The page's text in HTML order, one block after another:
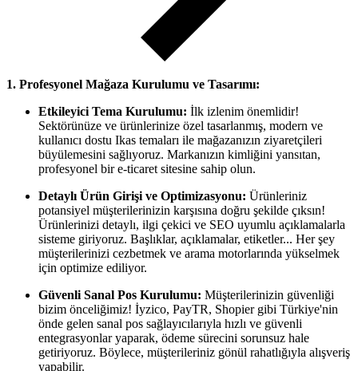
1. Profesyonel Mağaza Kurulumu ve Tasarımı:
Etkileyici Tema Kurulumu: İlk izlenim önemlidir!
Sektörünüze ve ürünlerinize özel tasarlanmış, modern ve
kullanıcı dostu Ikas temaları ile mağazanızın ziyaretçileri
büyülemesini sağlıyoruz. Markanızın kimliğini yansıtan,
profesyonel bir e-ticaret sitesine sahip olun.
Detaylı Ürün Girişi ve Optimizasyonu: Ürünleriniz
potansiyel müşterilerinizin karşısına doğru şekilde çıksın!
Ürünlerinizi detaylı, ilgi çekici ve SEO uyumlu açıklamalarla
sisteme giriyoruz. Başlıklar, açıklamalar, etiketler... Her şey
müşterilerinizi cezbetmek ve arama motorlarında yükselmek
için optimize ediliyor.
Güvenli Sanal Pos Kurulumu: Müşterilerinizin güvenliği
bizim önceliğimiz! İyzico, PayTR, Shopier gibi Türkiye'nin
önde gelen sanal pos sağlayıcılarıyla hızlı ve güvenli
entegrasyonlar yaparak, ödeme sürecini sorunsuz hale
getiriyoruz. Böylece, müşterileriniz gönül rahatlığıyla alışveriş
yapabilir.